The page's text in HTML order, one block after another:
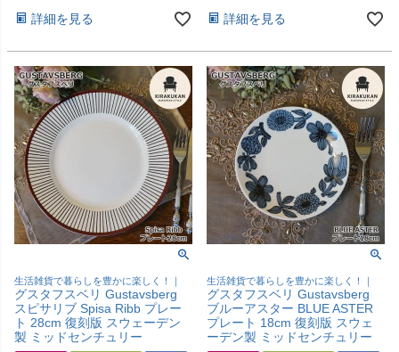
詳細を見る 詳細を見る
生活雑貨で暮らしを豊かに楽しく！｜
グスタフスベリ Gustavsberg
スピサリブ Spisa Ribb プレー
ト 28cm 復刻版 スウェーデン
製 ミッドセンチュリー
生活雑貨で暮らしを豊かに楽しく！｜
グスタフスベリ Gustavsberg
ブルーアスター BLUE ASTER
プレート 18cm 復刻版 スウェ
ーデン製 ミッドセンチュリー